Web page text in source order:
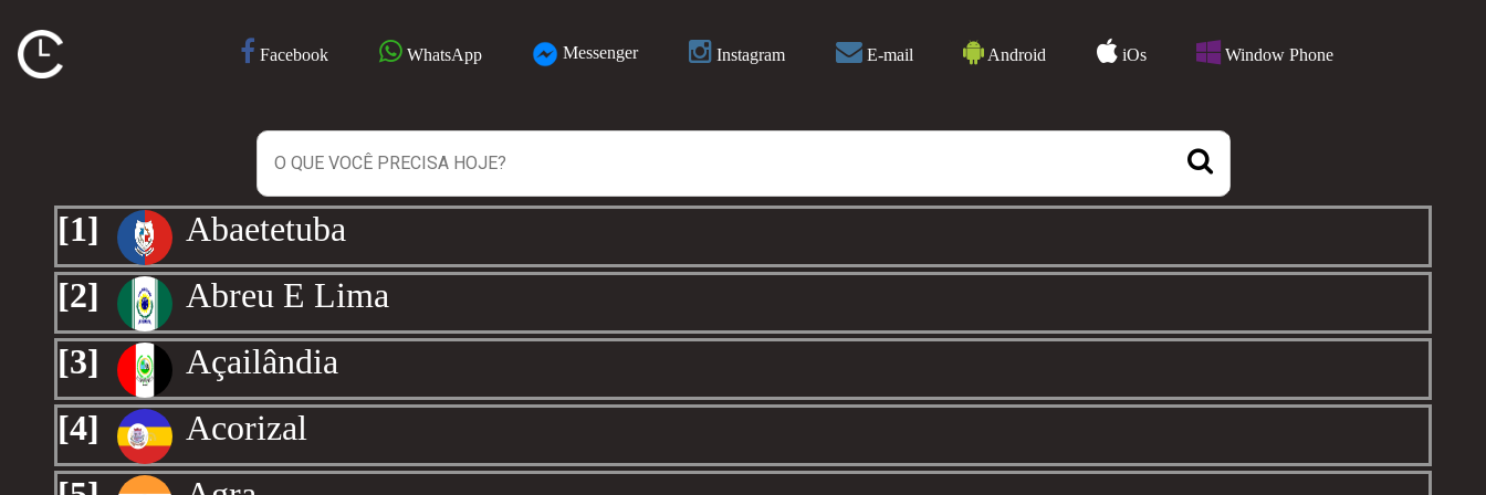
Facebook WhatsApp Messenger Instagram E-mail Android iOs Window Phone
[1]
Abaetetuba
[2]
Abreu E Lima
[3]
Açailândia
[4]
Acorizal